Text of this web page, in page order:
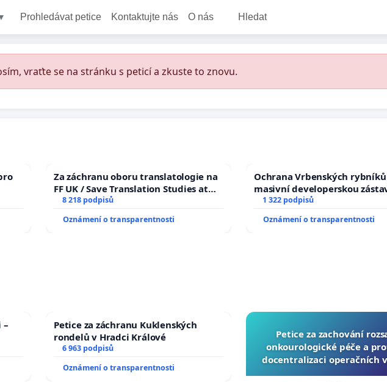
Prohledávat petice Kontaktujte nás O nás Hledat
vraťte se na stránku s peticí a zkuste to znovu.
Za záchranu oboru translatologie na
FF UK / Save Translation Studies at
the Faculty of Arts, Charles
University
8 218 podpisů
Oznámení o transparentnosti
Ochrana Vrbenských
masivní developerskou
1 322 podpisů
Oznámení o transparentnosti
–
Petice za záchranu Kuklenských
rondelů v Hradci Králové
6 963 podpisů
Oznámení o transparentnosti
Petice za zachování
onkourologické péče a
docentralizaci operačních